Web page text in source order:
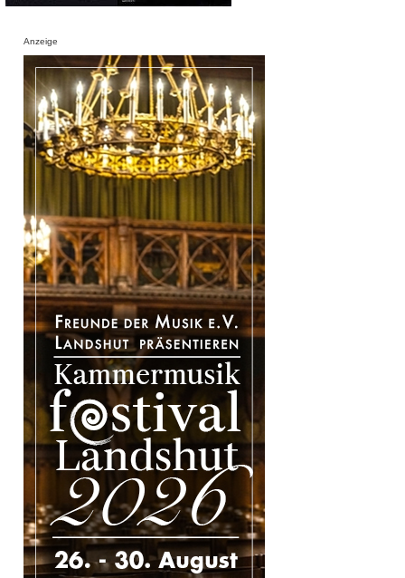
Anzeige